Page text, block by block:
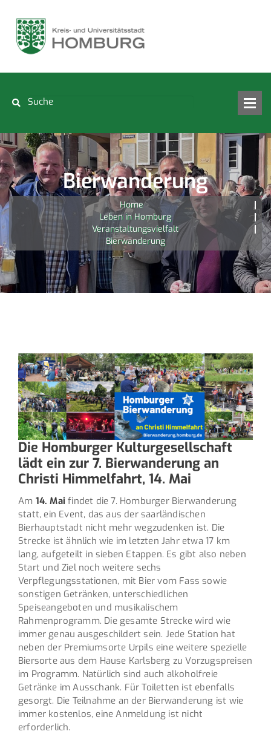
Bierwanderung
Home
Leben in Homburg
Veranstaltungsvielfalt
Bierwanderung
Die Homburger Kulturgesellschaft
lädt ein zur 7. Bierwanderung an
Christi Himmelfahrt, 14. Mai
Am 14. Mai findet die 7. Homburger Bierwanderung
statt, ein Event, das aus der saarländischen
Bierhauptstadt nicht mehr wegzudenken ist. Die
Strecke ist ähnlich wie im letzten Jahr etwa 17 km
lang, aufgeteilt in sieben Etappen. Es gibt also neben
Start und Ziel noch weitere sechs
Verpflegungsstationen, mit Bier vom Fass sowie
sonstigen Getränken, unterschiedlichen
Speiseangeboten und musikalischem
Rahmenprogramm. Die gesamte Strecke wird wie
immer genau ausgeschildert sein. Jede Station hat
neben der Premiumsorte Urpils eine weitere spezielle
Biersorte aus dem Hause Karlsberg zu Vorzugspreisen
im Programm. Natürlich sind auch alkoholfreie
Getränke im Ausschank. Für Toiletten ist ebenfalls
gesorgt. Die Teilnahme an der Bierwanderung ist wie
immer kostenlos, eine Anmeldung ist nicht
erforderlich.